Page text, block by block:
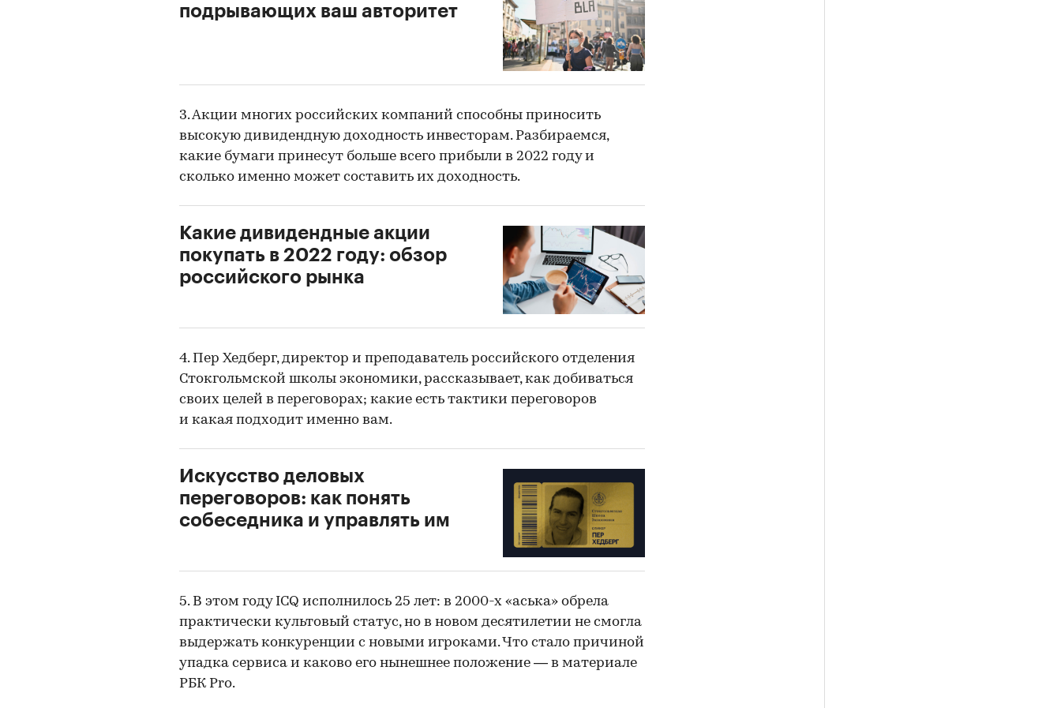
подрывающих ваш авторитет
3. Акции многих российских компаний способны приносить
высокую дивидендную доходность инвесторам. Разбираемся,
какие бумаги принесут больше всего прибыли в 2022 году и
сколько именно может составить их доходность.
Какие дивидендные акции
покупать в 2022 году: обзор
российского рынка
4. Пер Хедберг, директор и преподаватель российского отделения
Стокгольмской школы экономики, рассказывает, как добиваться
своих целей в переговорах; какие есть тактики переговоров
и какая подходит именно вам.
Искусство деловых
переговоров: как понять
собеседника и управлять им
5. В этом году ICQ исполнилось 25 лет: в 2000-х «аська» обрела
практически культовый статус, но в новом десятилетии не смогла
выдержать конкуренции с новыми игроками. Что стало причиной
упадка сервиса и каково его нынешнее положение — в материале
РБК Pro.